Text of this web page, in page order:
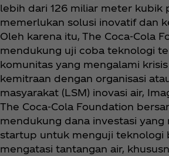
lebih dari 126 miliar meter kubik
memerlukan solusi inovatif dan
Oleh karena itu, The Coca‑Cola
mendukung uji coba teknologi
komunitas yang mengalami
kemitraan dengan organisasi
masyarakat (LSM) inovasi air,
The Coca‑Cola Foundation
mendukung dana investasi yang
startup untuk menguji teknologi
mengatasi tantangan air,